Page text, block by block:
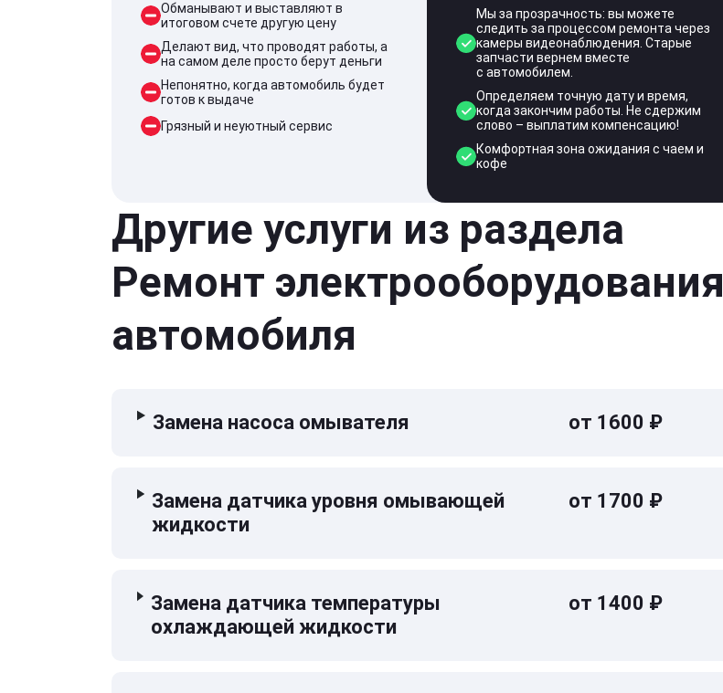
Обманывают и выставляют в
итоговом счете другую цену
Делают вид, что проводят работы, а
на самом деле просто берут деньги
Непонятно, когда автомобиль будет
готов к выдаче
Грязный и неуютный сервис
Мы за прозрачность: вы можете
следить за процессом ремонта через
камеры видеонаблюдения. Старые
запчасти вернем вместе
с автомобилем.
Определяем точную дату и время,
когда закончим работы. Не сдержим
слово – выплатим компенсацию!
Комфортная зона ожидания с чаем и
кофе
Другие услуги из раздела
Ремонт электрооборудования
автомобиля
Замена насоса омывателя от 1600 ₽
Замена датчика уровня омывающей
жидкости
от 1700 ₽
Замена датчика температуры
охлаждающей жидкости
от 1400 ₽